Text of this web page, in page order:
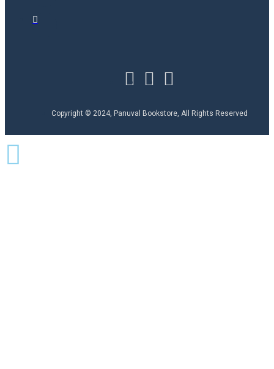
Copyright © 2024, Panuval Bookstore, All Rights Reserved